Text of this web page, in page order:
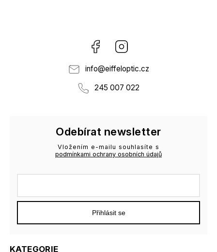
Facebook
info@eiffeloptic.cz
245 007 022
KATEGORIE
Odebírat newsletter
Vložením e-mailu souhlasíte s
podmínkami ochrany osobních údajů
Přihlásit se